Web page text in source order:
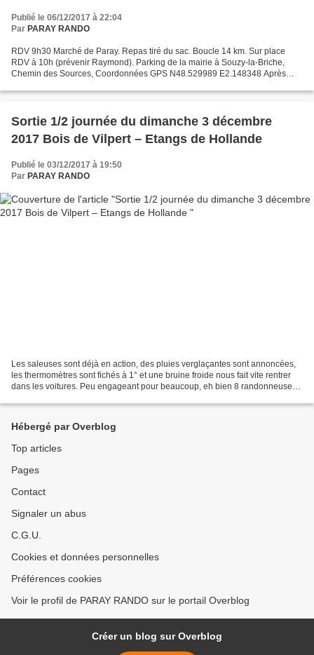
Publié le 06/12/2017 à 22:04
Par PARAY RANDO
RDV 9h30 Marché de Paray. Repas tiré du sac. Boucle 14 km. Sur place
RDV à 10h (prévenir Raymond). Parking de la mairie à Souzy-la-Briche,
Chemin des Sources, Coordonnées GPS N48.529989 E2.148348 Après
Sortie 1/2 journée du dimanche 3 décembre
2017 Bois de Vilpert – Etangs de Hollande
Publié le 03/12/2017 à 19:50
Par PARAY RANDO
Les saleuses sont déjà en action, des pluies verglaçantes sont annoncées,
les thermomètres sont fichés à 1° et une bruine froide nous fait vite rentrer
dans les voitures. Peu engageant pour beaucoup, eh bien 8 randonneuses
Hébergé par Overblog
Top articles
Pages
Contact
Signaler un abus
C.G.U.
Cookies et données personnelles
Préférences cookies
Voir le profil de PARAY RANDO sur le portail Overblog
Créer un blog sur Overblog